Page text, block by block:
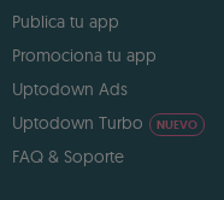
Publica tu app
Promociona tu app
Uptodown Ads
Uptodown Turbo
NUEVO
FAQ & Soporte